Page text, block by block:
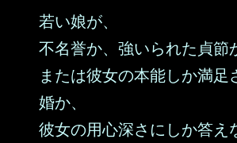
若い娘が、
不名誉か、強いられた貞節
または彼女の本能しか満足
婚か、
彼女の用心深さにしか答え